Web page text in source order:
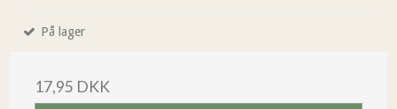
På lager
17,95 DKK